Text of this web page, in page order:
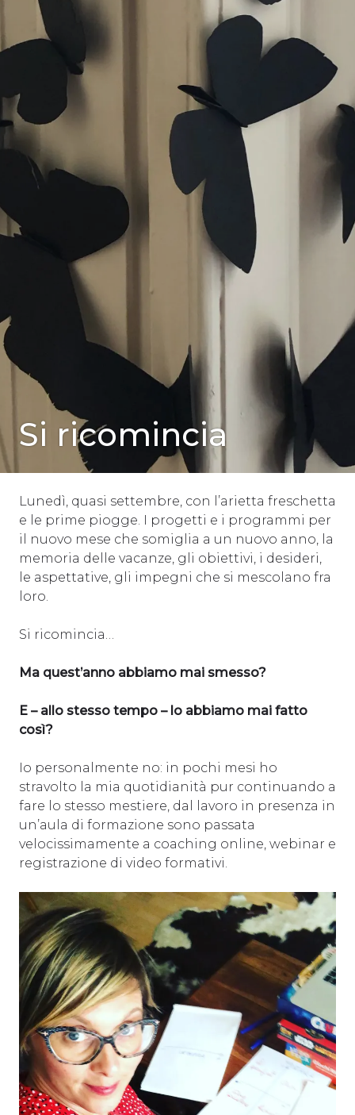
SENZA
CATEGORIA
Si ricomincia
Lunedì, quasi settembre, con l’arietta freschetta
e le prime piogge. I progetti e i programmi per
il nuovo mese che somiglia a un nuovo anno, la
memoria delle vacanze, gli obiettivi, i desideri,
le aspettative, gli impegni che si mescolano fra
loro.
Si ricomincia…
Ma quest’anno abbiamo mai smesso?
E – allo stesso tempo – lo abbiamo mai fatto
così?
Io personalmente no: in pochi mesi ho
stravolto la mia quotidianità pur continuando a
fare lo stesso mestiere, dal lavoro in presenza in
un’aula di formazione sono passata
velocissimamente a coaching online, webinar e
registrazione di video formativi.